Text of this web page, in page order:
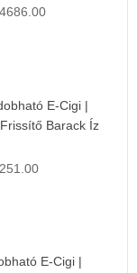
E-Cigi |
Barack Íz
E-Cigi |